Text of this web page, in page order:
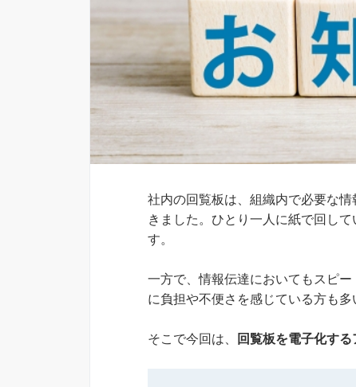
社内の回覧板は、組織内で必要な
きました。ひとり一人に紙で回し
す。
一方で、情報伝達においてもスピ
に負担や不便さを感じている方も多
そこで今回は、 回覧板を電子化す